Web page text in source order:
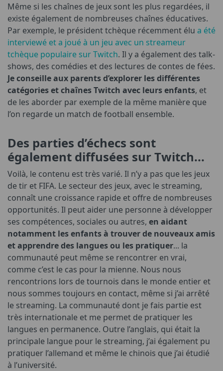
Même si les chaînes de jeux sont les plus regardées, il
existe également de nombreuses chaînes éducatives.
Par exemple, le président tchèque récemment élu a été
interviewé et a joué à un jeu avec un streameur
tchèque populaire sur Twitch. Il y a également des talk-
shows, des comédies et des lectures de contes de fées.
Je conseille aux parents d’explorer les différentes
catégories et chaînes Twitch avec leurs enfants, et
de les aborder par exemple de la même manière que
l’on regarde un match de football ensemble.
Des parties d’échecs sont
également diffusées sur Twitch...
Voilà, le contenu est très varié. Il n’y a pas que les jeux
de tir et FIFA. Le secteur des jeux, avec le streaming,
connaît une croissance rapide et offre de nombreuses
opportunités. Il peut aider une personne à développer
ses compétences, sociales ou autres, en aidant
notamment les enfants à trouver de nouveaux amis
et apprendre des langues ou les pratiquer... la
communauté peut même se rencontrer en vrai,
comme c’est le cas pour la mienne. Nous nous
rencontrions lors de tournois dans le monde entier et
nous sommes toujours en contact, même si j’ai arrêté
le streaming. La communauté dont je fais partie est
très internationale et me permet de pratiquer les
langues en permanence. Outre l’anglais, qui était la
principale langue pour le streaming, j’ai également pu
pratiquer l’allemand et même le chinois que j’ai étudié
à l’université.